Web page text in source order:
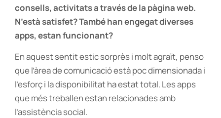
consells, activitats a través de la pàgina web.
N’està satisfet? També han engegat diverses
apps, estan funcionant?
En aquest sentit estic sorprès i molt agraït, penso
que l’àrea de comunicació està poc dimensionada i
l’esforç i la disponibilitat ha estat total. Les apps
que més treballen estan relacionades amb
l’assistència social.